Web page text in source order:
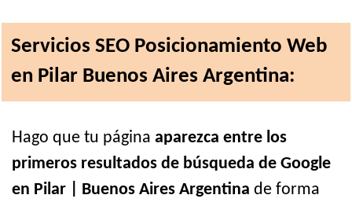
Servicios SEO Posicionamiento Web
en Pilar Buenos Aires Argentina:
Hago que tu página aparezca entre los
primeros resultados de búsqueda de Google
en Pilar | Buenos Aires Argentina de forma